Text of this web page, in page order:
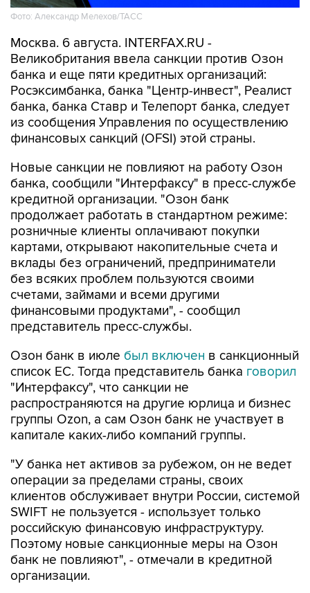
Фото: Александр Мелехов/ТАСС
Москва. 6 августа. INTERFAX.RU -
Великобритания ввела санкции против Озон
банка и еще пяти кредитных организаций:
Росэксимбанка, банка "Центр-инвест", Реалист
банка, банка Ставр и Телепорт банка, следует
из сообщения Управления по осуществлению
финансовых санкций (OFSI) этой страны.
Новые санкции не повлияют на работу Озон
банка, сообщили "Интерфаксу" в пресс-службе
кредитной организации. "Озон банк
продолжает работать в стандартном режиме:
розничные клиенты оплачивают покупки
картами, открывают накопительные счета и
вклады без ограничений, предприниматели
без всяких проблем пользуются своими
счетами, займами и всеми другими
финансовыми продуктами", - сообщил
представитель пресс-службы.
Озон банк в июле был включен в санкционный
список ЕС. Тогда представитель банка говорил
"Интерфаксу", что санкции не
распространяются на другие юрлица и бизнес
группы Ozon, а сам Озон банк не участвует в
капитале каких-либо компаний группы.
"У банка нет активов за рубежом, он не ведет
операции за пределами страны, своих
клиентов обслуживает внутри России, системой
SWIFT не пользуется - использует только
российскую финансовую инфраструктуру.
Поэтому новые санкционные меры на Озон
банк не повлияют", - отмечали в кредитной
организации.